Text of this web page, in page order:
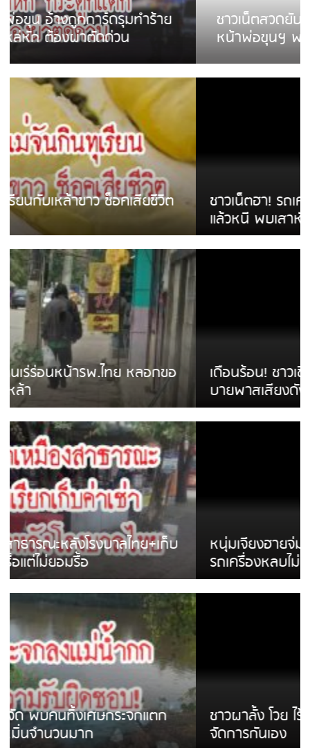
ชาวเน็ตสวดยับ! พบพม่าเร่ขายพวงมาลัย
หน้าพ่อขุนฯ พอไม่ซื้อเดินตาม
ชาวเน็ตฮา! รถเครื่องแม่สายชนป้ายร้านโลงศพ
แล้วหนี พบเสาหัก เบรคหัก หวิดได้ใช้บริการ
เดือนร้อน! ชาวเชียงรายบ่นรถ Isuzu สีขาวซิ่ง
บายพาสเสียงดังสร้างความรำคาญ
หนุ่มเจียงฮายจ่ม พบถังน้ำดื่มตกกลางถนน
รถเครื่องหลบไม่ทันล้มบาดเจ็บ
ชาวผาลั้ง โวย ไร้หน่วยงานดูแล ดินสไลด์ ต้อง
จัดการกันเอง